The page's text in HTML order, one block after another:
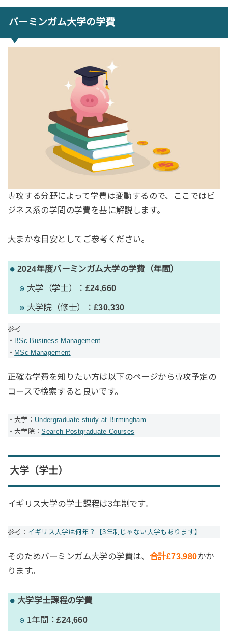
バーミンガム大学の学費
専攻する分野によって学費は変動するので、ここではビ
ジネス系の学問の学費を基に解説します。
大まかな目安としてご参考ください。
2024年度バーミンガム大学の学費（年間）
大学（学士）： £24,660
大学院（修士）： £30,330
参考
・ BSc Business Management
・ MSc Management
正確な学費を知りたい方は以下のページから専攻予定の
コースで検索すると良いです。
・大学： Undergraduate study at Birmingham
・大学院：Search Postgraduate Courses
大学（学士）
イギリス大学の学士課程は3年制です。
参考： イギリス大学は何年？【3年制じゃない大学もあります】
そのためバーミンガム大学の学費は、 合計£73,980かか
ります。
大学学士課程の学費
1年間 ：£24,660